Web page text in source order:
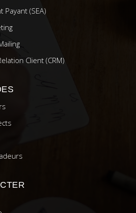
Payant (SEA)
Client (CRM)